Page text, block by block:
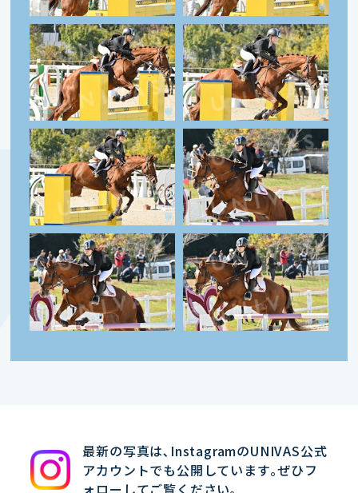
最新の写真は､InstagramのUNIVAS公式
アカウントでも公開しています｡ぜひフ